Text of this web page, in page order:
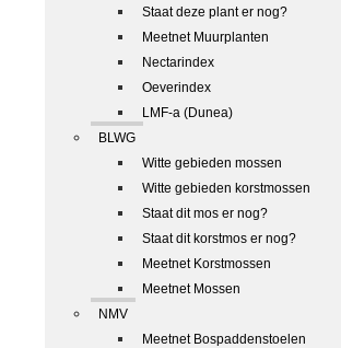
Staat deze plant er nog?
Meetnet Muurplanten
Nectarindex
Oeverindex
LMF-a (Dunea)
BLWG
Witte gebieden mossen
Witte gebieden korstmossen
Staat dit mos er nog?
Staat dit korstmos er nog?
Meetnet Korstmossen
Meetnet Mossen
NMV
Meetnet Bospaddenstoelen